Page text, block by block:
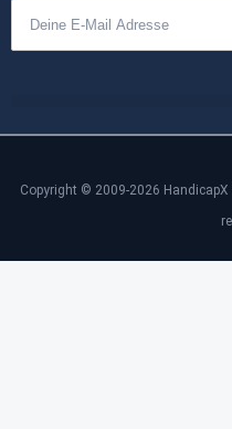
Copyright © 2009-2026